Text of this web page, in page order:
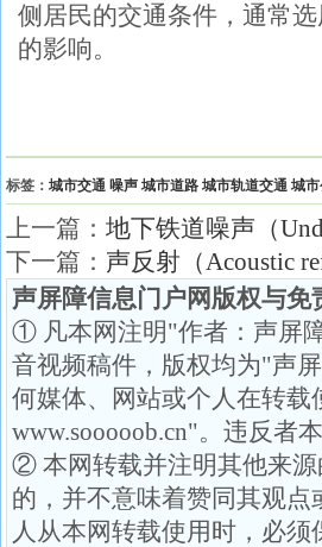
侧居民的交通条件，通常
的影响。
标签： 城市交通 噪声 城市道路 城市轨道交通 城
上一篇： 地下铁道噪声（
下一篇： 声反射（Acoustic
声屏障信息门户网版权与免
① 凡本网注明"作者：声屏
音视频稿件，版权均为"声
何媒体、网站或个人在转
www.sooooob.cn"。违反者
② 本网转载并注明其他来
的，并不意味着赞同其观
人从本网转载使用时，必